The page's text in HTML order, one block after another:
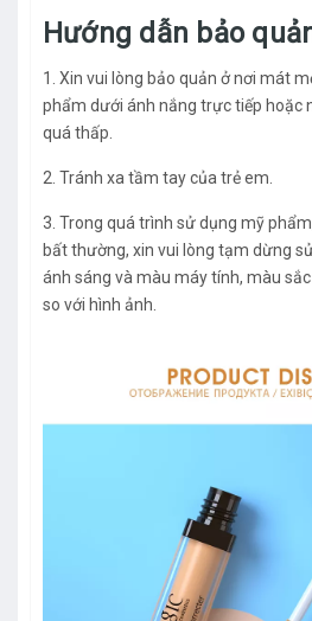
Hướng dẫn bảo
1. Xin vui lòng bảo quản ở nơi mát
phẩm dưới ánh nắng trực tiếp hoặc
quá thấp.
2. Tránh xa tầm tay của trẻ em.
3. Trong quá trình sử dụng mỹ
bất thường, xin vui lòng tạm dừng
ánh sáng và màu máy tính, màu
so với hình ảnh.